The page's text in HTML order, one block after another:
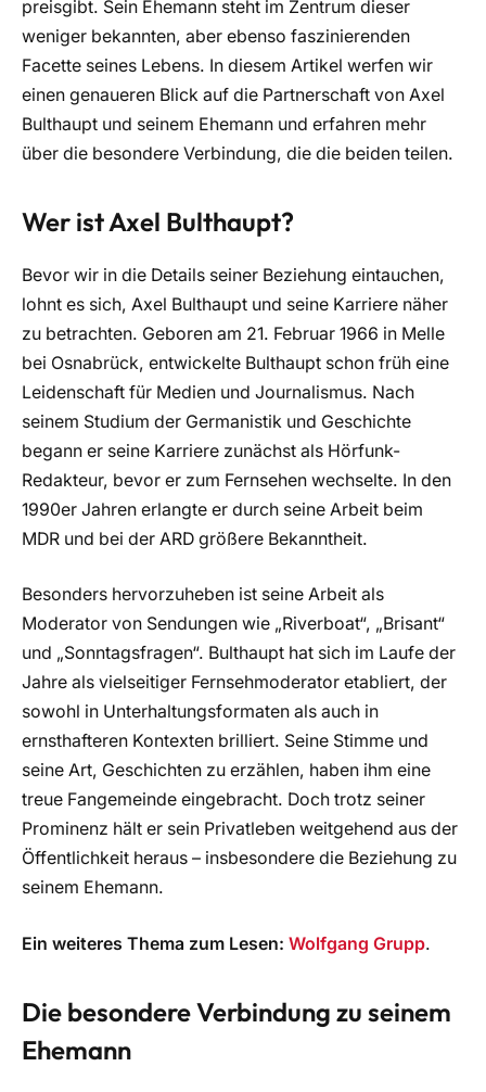
preisgibt. Sein Ehemann steht im Zentrum dieser
weniger bekannten, aber ebenso faszinierenden
Facette seines Lebens. In diesem Artikel werfen wir
einen genaueren Blick auf die Partnerschaft von Axel
Bulthaupt und seinem Ehemann und erfahren mehr
über die besondere Verbindung, die die beiden teilen.
Wer ist Axel Bulthaupt?
Bevor wir in die Details seiner Beziehung eintauchen,
lohnt es sich, Axel Bulthaupt und seine Karriere näher
zu betrachten. Geboren am 21. Februar 1966 in Melle
bei Osnabrück, entwickelte Bulthaupt schon früh eine
Leidenschaft für Medien und Journalismus. Nach
seinem Studium der Germanistik und Geschichte
begann er seine Karriere zunächst als Hörfunk-
Redakteur, bevor er zum Fernsehen wechselte. In den
1990er Jahren erlangte er durch seine Arbeit beim
MDR und bei der ARD größere Bekanntheit.
Besonders hervorzuheben ist seine Arbeit als
Moderator von Sendungen wie „Riverboat“, „Brisant“
und „Sonntagsfragen“. Bulthaupt hat sich im Laufe der
Jahre als vielseitiger Fernsehmoderator etabliert, der
sowohl in Unterhaltungsformaten als auch in
ernsthafteren Kontexten brilliert. Seine Stimme und
seine Art, Geschichten zu erzählen, haben ihm eine
treue Fangemeinde eingebracht. Doch trotz seiner
Prominenz hält er sein Privatleben weitgehend aus der
Öffentlichkeit heraus – insbesondere die Beziehung zu
seinem Ehemann.
Ein weiteres Thema zum Lesen: Wolfgang Grupp.
Die besondere Verbindung zu seinem
Ehemann